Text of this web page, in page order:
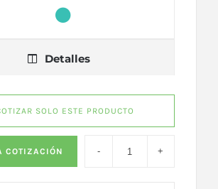
Detalles
SOLO ESTE PRODUCTO
COTIZACIÓN